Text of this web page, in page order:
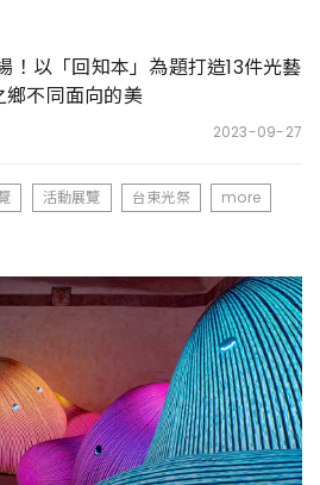
！以「回知本」為題打造13件光藝
不同面向的美
2023-09-27
活動展覽 台東光祭 more